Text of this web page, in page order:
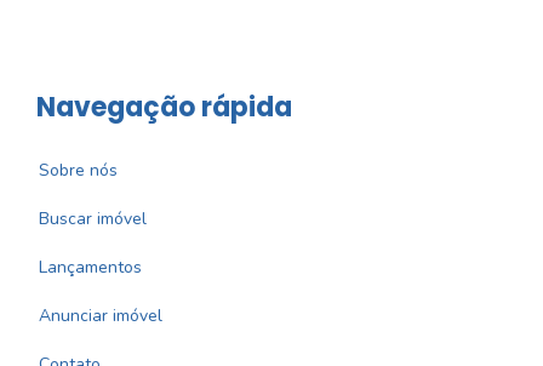
Navegação rápida
Sobre nós
Buscar imóvel
Lançamentos
Anunciar imóvel